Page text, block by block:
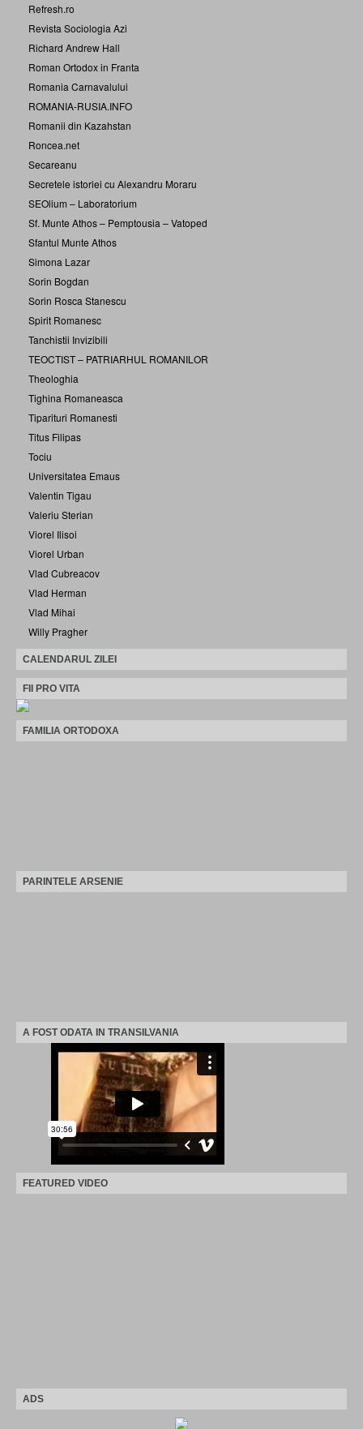
Refresh.ro
Revista Sociologia Azi
Richard Andrew Hall
Roman Ortodox in Franta
Romania Carnavalului
ROMANIA-RUSIA.INFO
Romanii din Kazahstan
Roncea.net
Secareanu
Secretele istoriei cu Alexandru Moraru
SEOlium – Laboratorium
Sf. Munte Athos – Pemptousia – Vatoped
Sfantul Munte Athos
Simona Lazar
Sorin Bogdan
Sorin Rosca Stanescu
Spirit Romanesc
Tanchistii Invizibili
TEOCTIST – PATRIARHUL ROMANILOR
Theologhia
Tighina Romaneasca
Tiparituri Romanesti
Titus Filipas
Tociu
Universitatea Emaus
Valentin Tigau
Valeriu Sterian
Viorel Ilisoi
Viorel Urban
Vlad Cubreacov
Vlad Herman
Vlad Mihai
Willy Pragher
CALENDARUL ZILEI
FII PRO VITA
FAMILIA ORTODOXA
PARINTELE ARSENIE
A FOST ODATA IN TRANSILVANIA
FEATURED VIDEO
ADS